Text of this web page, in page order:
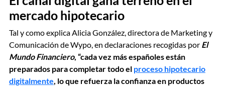
mercado hipotecario
Tal y como explica Alicia González, directora de Marketing y
Comunicación de Wypo, en declaraciones recogidas por El
Mundo Financiero, “cada vez más españoles están
preparados para completar todo el proceso hipotecario
digitalmente, lo que refuerza la confianza en productos